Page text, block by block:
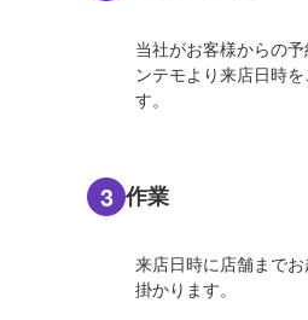
当社がお客様からの
ンテモより来店日時
す。
3 作業
来店日時に店舗まで
掛かります。